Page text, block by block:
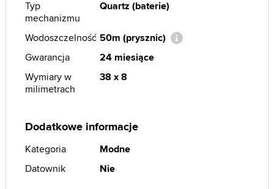
Typ
mechanizmu
Quartz (baterie)
Wodoszczelność 50m (prysznic)
Gwarancja
24 miesiące
Wymiary w
milimetrach
38 x 8
Dodatkowe informacje
Kategoria
Modne
Datownik
Nie